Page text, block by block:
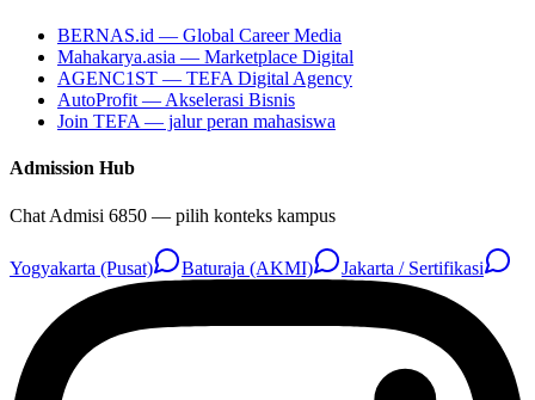
BERNAS.id — Global Career Media
Mahakarya.asia — Marketplace Digital
AGENC1ST — TEFA Digital Agency
AutoProfit — Akselerasi Bisnis
Join TEFA — jalur peran mahasiswa
Admission Hub
Chat Admisi 6850 — pilih konteks kampus
Yogyakarta (Pusat) Baturaja (AKMI) Jakarta / Sertifikasi